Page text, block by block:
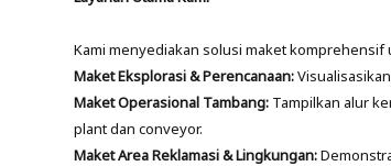
Kami menyediakan solusi maket
Maket Eksplorasi & Perencanaan:
Maket Operasional Tambang: Tampilkan alur
plant dan conveyor.
Maket Area Reklamasi & Lingkungan: